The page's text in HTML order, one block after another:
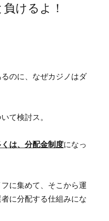
けるよ！
のに、なぜカジノはダ
て検討ス。
は、分配金制度になっ
に集めて、そこから運
に分配する仕組みにな